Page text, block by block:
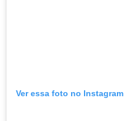
Ver essa foto no Instagram